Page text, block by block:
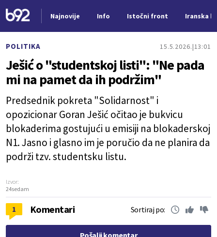
Najnovije Info Istočni front Iranska
POLITIKA 15.5.2026. 13:01
Ješić o "studentskoj listi": "Ne pada
mi na pamet da ih podržim"
Predsednik pokreta "Solidarnost" i
opozicionar Goran Ješić očitao je bukvicu
blokaderima gostujući u emisiji na blokaderskoj
N1. Jasno i glasno im je poručio da ne planira da
podrži tzv. studentsku listu.
Izvor:
24sedam
1 Komentari Sortiraj po:
Pošalji komentar